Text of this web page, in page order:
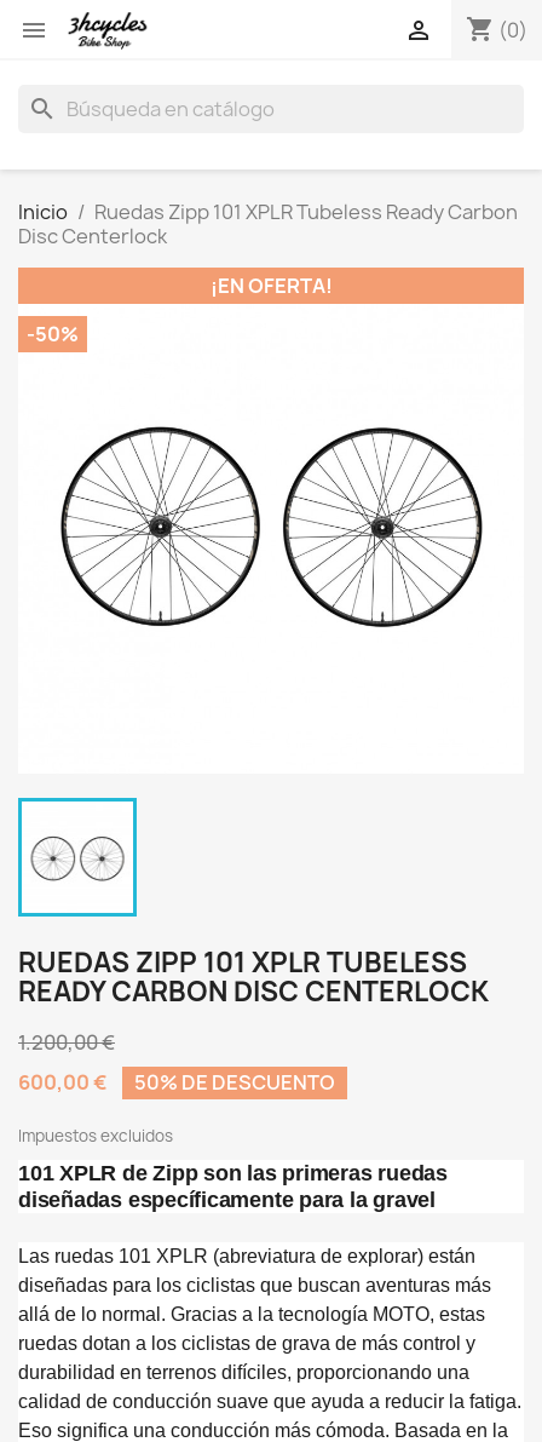
 shopping_cart (0)

search
Inicio
Ruedas Zipp 101 XPLR Tubeless Ready Carbon
Disc Centerlock
¡EN OFERTA!
-50%
RUEDAS ZIPP 101 XPLR TUBELESS
READY CARBON DISC CENTERLOCK
1.200,00 €
600,00 €
50% DE DESCUENTO
Impuestos excluidos
101 XPLR de Zipp son las primeras ruedas
diseñadas específicamente para la gravel
Las ruedas 101 XPLR (abreviatura de explorar) están
diseñadas para los ciclistas que buscan aventuras más
allá de lo normal. Gracias a la tecnología MOTO, estas
ruedas dotan a los ciclistas de grava de más control y
durabilidad en terrenos difíciles, proporcionando una
calidad de conducción suave que ayuda a reducir la fatiga.
Eso significa una conducción más cómoda. Basada en la